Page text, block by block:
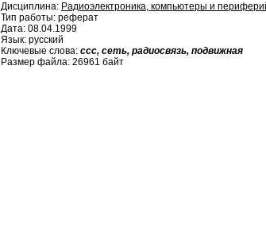
Дисциплина: Радиоэлектроника, компьютеры и
Тип работы: реферат
Дата: 08.04.1999
Язык: русский
Ключевые слова: ссс, сеть, радиосвязь, подвижная
Размер файла: 26961 байт